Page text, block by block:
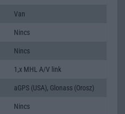
Van
Nincs
Nincs
1,x MHL A/V link
aGPS (USA), Glonass (Orosz)
Nincs